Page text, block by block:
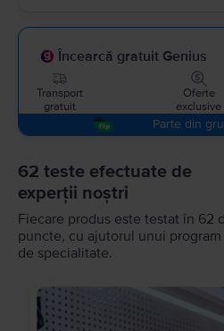
Încearcă gratuit Genius
Transport
gratuit
Oferte
exclusive
Parte din
62 teste efectuate de
experții noștri
Fiecare produs este testat în 62
puncte, cu ajutorul unui program
de specialitate.